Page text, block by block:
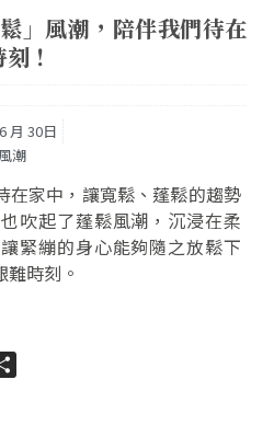
」風潮，陪伴我們待在
！
月 30日
潮
在家中，讓寬鬆、蓬鬆的趨勢
吹起了蓬鬆風潮，沉浸在柔
緊繃的身心能夠隨之放鬆下
時刻。